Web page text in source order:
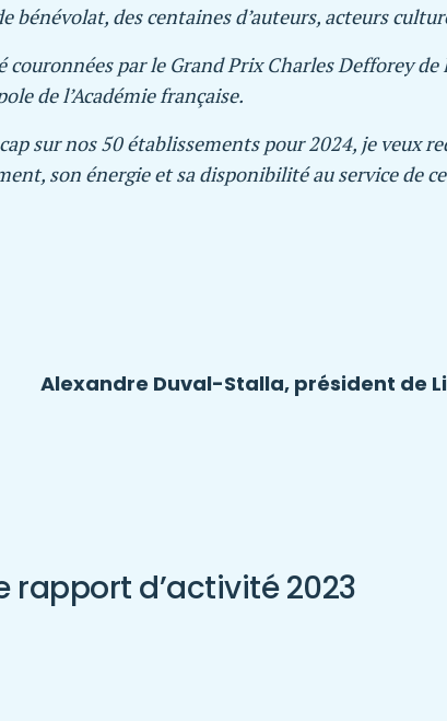
bénévolat, des centaines d’auteurs, acteurs
couronnées par le Grand Prix Charles Defforey
de l’Académie française.
sur nos 50 établissements pour 2024, je veux
son énergie et sa disponibilité au service de
Alexandre Duval-Stalla, président de
rapport d’activité 2023